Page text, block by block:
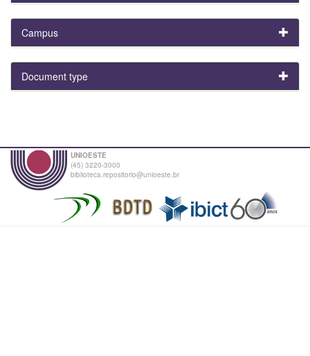
Campus
Document type
UNIOESTE
(45) 3220-3000
biblioteca.repositorio@unioeste.br